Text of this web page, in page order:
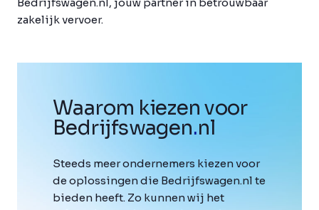
zakelijk vervoer.
Waarom kiezen voor
Bedrijfswagen.nl
Steeds meer ondernemers kiezen voor
de oplossingen die Bedrijfswagen.nl te
bieden heeft. Zo kunnen wij het